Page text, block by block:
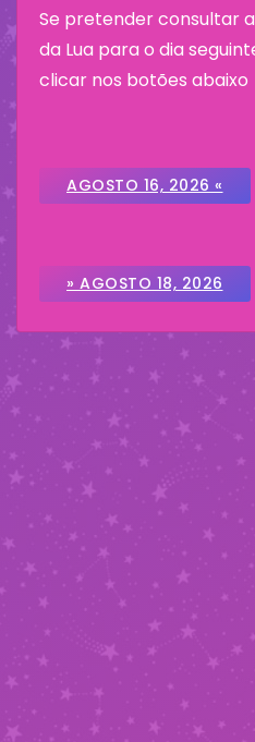
Se pretender consultar
da Lua para o dia
clicar nos botões abaixo
AGOSTO 16, 2026 «
» AGOSTO 18, 2026